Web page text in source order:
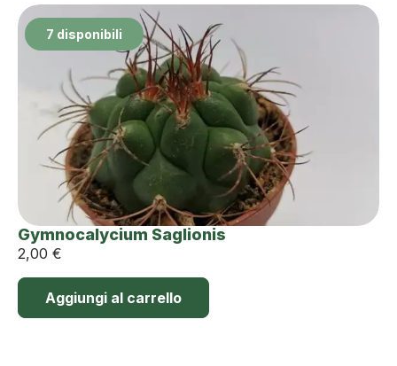
7 disponibili
Gymnocalycium Saglionis
2,00 €
Aggiungi al carrello